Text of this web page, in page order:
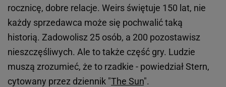
rocznicę, dobre relacje. Weirs świętuje 150 lat, nie
każdy sprzedawca może się pochwalić taką
historią. Zadowolisz 25 osób, a 200 pozostawisz
nieszczęśliwych. Ale to także część gry. Ludzie
muszą zrozumieć, że to rzadkie - powiedział Stern,
cytowany przez dziennik "The Sun".